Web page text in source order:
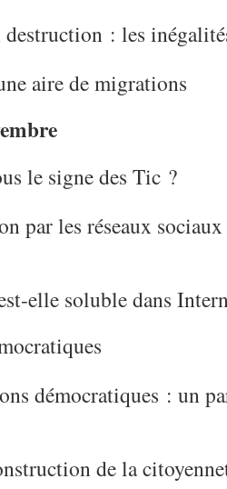
: les
aire de migrations
le signe des Tic ?
par les réseaux
elle soluble dans
démocratiques : un
de la